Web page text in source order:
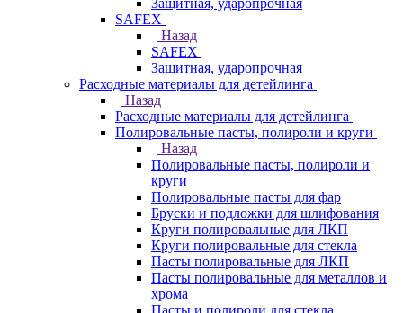
Защитная, ударопрочная
SAFEX
Назад
SAFEX
Защитная, ударопрочная
Расходные материалы для детейлинга
Назад
Расходные материалы для детейлинга
Полировальные пасты, полироли и круги
Назад
Полировальные пасты, полироли и
круги
Полировальные пасты для фар
Бруски и подложки для шлифования
Круги полировальные для ЛКП
Круги полировальные для стекла
Пасты полировальные для ЛКП
Пасты полировальные для металлов и
хрома
Пасты и полироли для стекла